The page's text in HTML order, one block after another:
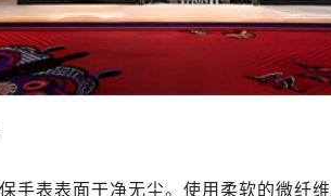
手表表面干净无尘。使用柔软的微纤